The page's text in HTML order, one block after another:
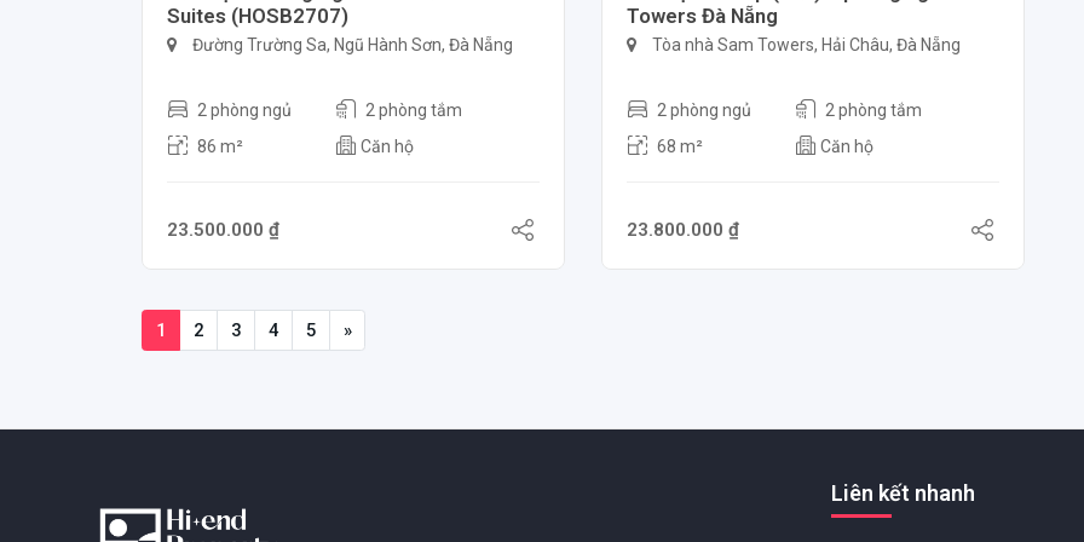
Suites (HOSB2707)
Đường Trường Sa, Ngũ Hành Sơn, Đà Nẵng
2 phòng ngủ
2 phòng tắm
86 m²
Căn hộ
23.500.000 ₫
Towers Đà Nẵng
Tòa nhà Sam Towers, Hải Châu, Đà Nẵng
2 phòng ngủ
2 phòng tắm
68 m²
Căn hộ
23.800.000 ₫
1 2 3 4 5 »
Liên kết nhanh